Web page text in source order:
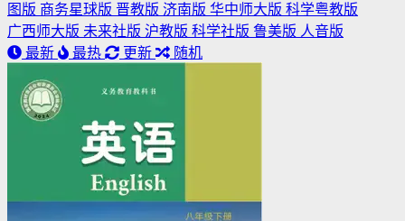
图版 商务星球版 晋教版 济南版 华中师大版 科学粤教版
广西师大版 未来社版 沪教版 科学社版 鲁美版 人音版
最新
最热 更新 随机